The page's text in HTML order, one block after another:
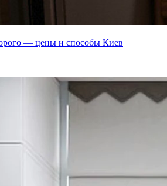
— цены и способы Киев